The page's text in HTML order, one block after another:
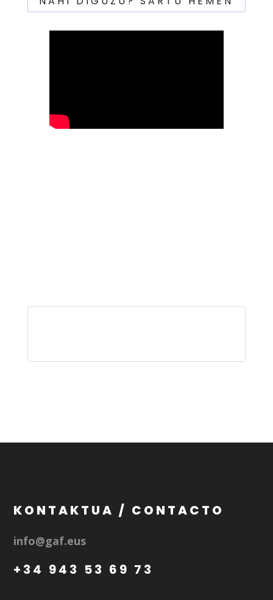
KONTAKTUA / CONTACTO
info@gaf.eus
+34 943 53 69 73